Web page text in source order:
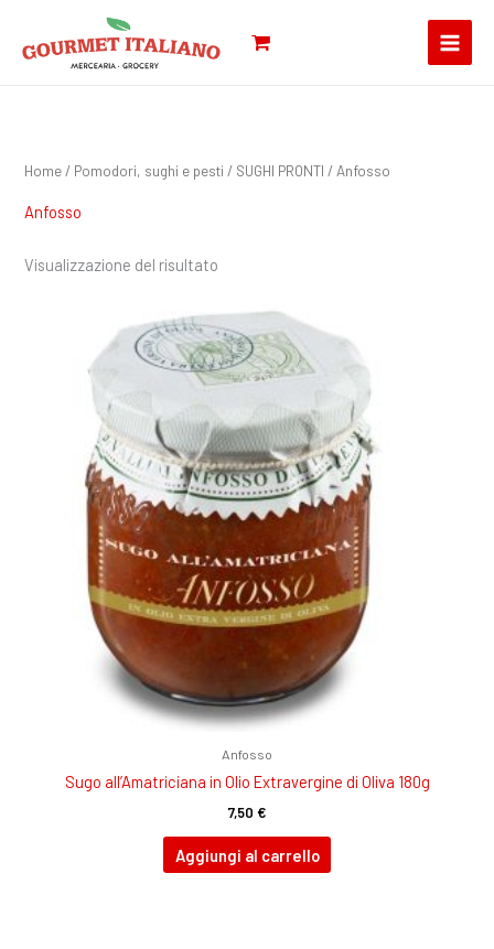
contenuto
Home/ Pomodori, sughi e pesti / SUGHI PRONTI / Anfosso
Anfosso
Visualizzazione del risultato
Anfosso
Sugo all’Amatriciana in Olio Extravergine di Oliva 180g
7,50 €
Aggiungi al carrello